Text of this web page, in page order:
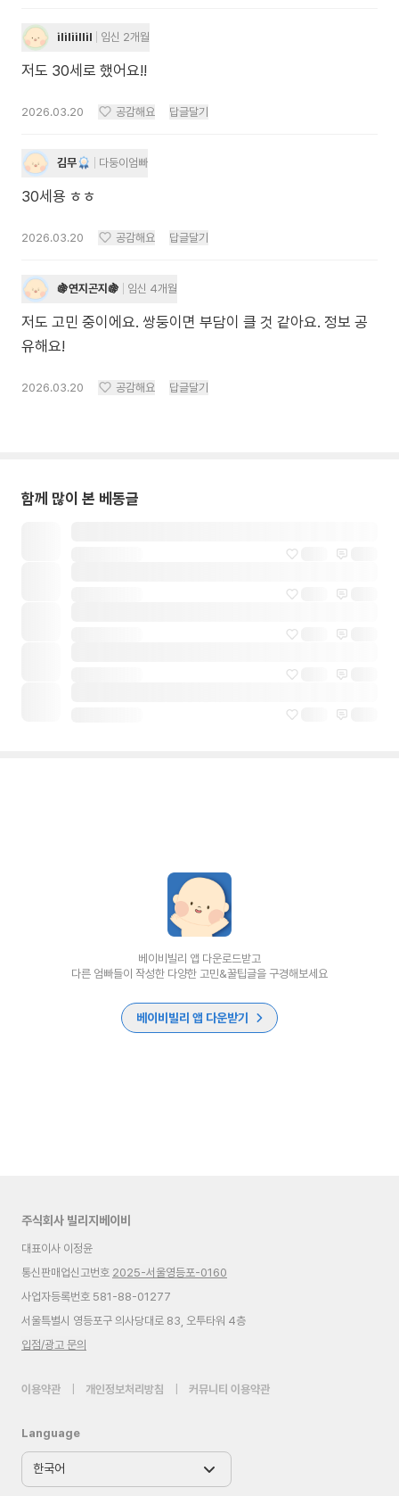
ililiillil 임신 2개월
저도 30세로 했어요!!
2026.03.20 공감해요 답글달기
김무 다둥이엄빠
30세용 ㅎㅎ
2026.03.20 공감해요 답글달기
🍇연지곤지🍇 임신 4개월
저도 고민 중이에요. 쌍둥이면 부담이 클 것 같아요. 정보 공
유해요!
2026.03.20 공감해요 답글달기
함께 많이 본 베동글
베이비빌리 앱 다운로드받고
다른 엄빠들이 작성한 다양한 고민&꿀팁글을 구경해보세요
베이비빌리 앱 다운받기
주식회사 빌리지베이비
대표이사 이정윤
통신판매업신고번호 2025-서울영등포-0160
사업자등록번호 581-88-01277
서울특별시 영등포구 의사당대로 83, 오투타워 4층
입점/광고 문의
이용약관 개인정보처리방침 커뮤니티 이용약관
Language